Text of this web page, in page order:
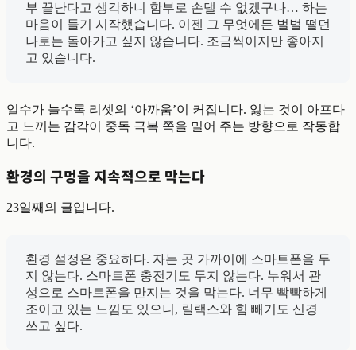
부 끝난다고 생각하니 함부로 손댈 수 없겠구나… 하는
마음이 들기 시작했습니다. 이젠 그 무엇에든 벌벌 떨던
나로는 돌아가고 싶지 않습니다. 조금씩이지만 좋아지
고 있습니다.
일수가 늘수록 리셋의 ‘아까움’이 커집니다. 잃는 것이 아프다
고 느끼는 감각이 중독 극복 쪽을 밀어 주는 방향으로 작동합
니다.
환경의 구멍을 지속적으로 막는다
23일째의 글입니다.
환경 설정은 중요하다. 자는 곳 가까이에 스마트폰을 두
지 않는다. 스마트폰 충전기도 두지 않는다. 누워서 관
성으로 스마트폰을 만지는 것을 막는다. 너무 빡빡하게
조이고 있는 느낌도 있으니, 릴랙스와 힘 빼기도 신경
쓰고 싶다.